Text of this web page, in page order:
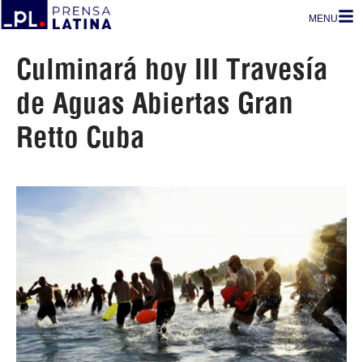
MENU
Culminará hoy III Travesía
de Aguas Abiertas Gran
Retto Cuba